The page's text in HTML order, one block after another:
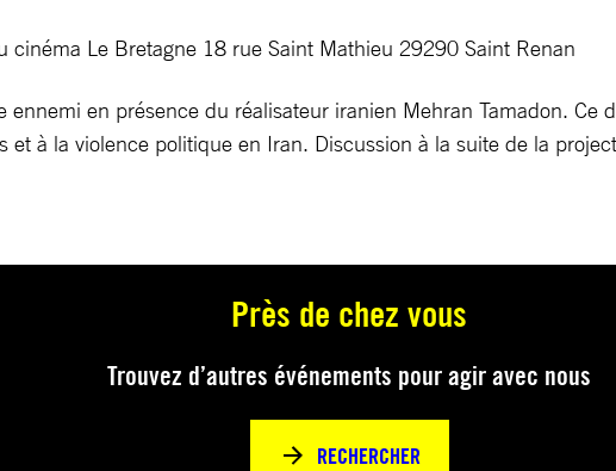
cinéma Le Bretagne 18 rue Saint Mathieu 29290 Saint Renan
en présence du réalisateur iranien Mehran Tamadon. Ce
et à la violence politique en Iran. Discussion à la suite de la
Près de chez vous
Trouvez d’autres événements pour agir avec nous
RECHERCHER